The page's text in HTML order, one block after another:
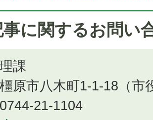
事に関するお問い
課
原市八木町1-1-18（市
21-1104